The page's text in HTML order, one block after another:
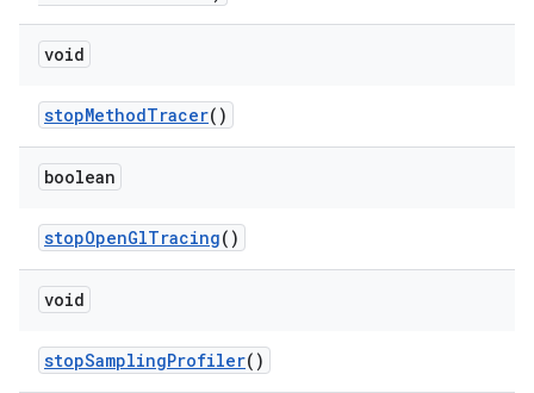
void
stopMethodTracer()
boolean
stopOpenGlTracing()
void
stopSamplingProfiler()